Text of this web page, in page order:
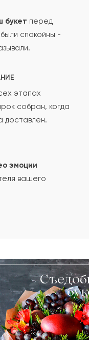
букет перед
спокойны -
этапах
собран, когда
доставлен.
эмоции
вашего